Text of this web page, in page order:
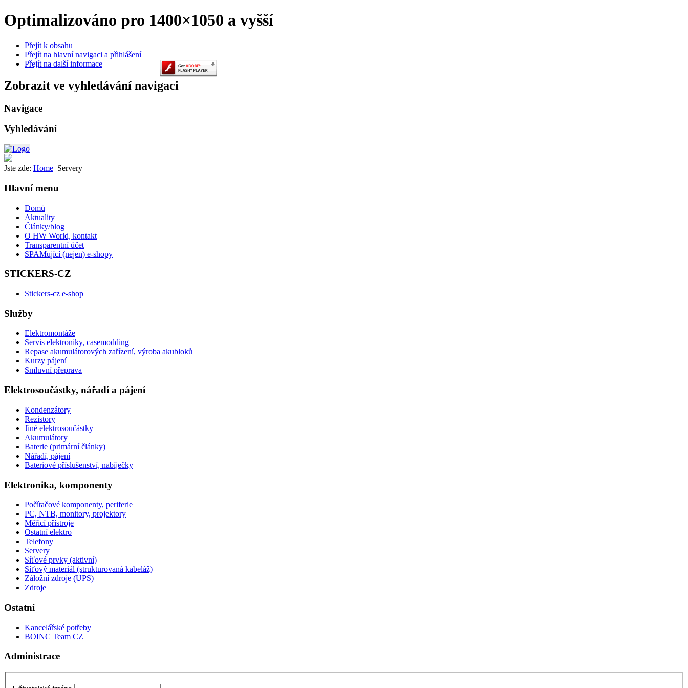
Optimalizováno pro 1400×1050 a vyšší
Přejít k obsahu
Přejít na hlavní navigaci a přihlášení
Přejít na další informace
Zobrazit ve vyhledávání navigaci
Navigace
Vyhledávání
Jste zde: Home Servery
Hlavní menu
Domů
Aktuality
Články/blog
O HW World, kontakt
Transparentní účet
SPAMující (nejen) e-shopy
STICKERS-CZ
Stickers-cz e-shop
Služby
Elektromontáže
Servis elektroniky, casemodding
Repase akumulátorových zařízení, výroba akubloků
Kurzy pájení
Smluvní přeprava
Elektrosoučástky, nářadí a pájení
Kondenzátory
Rezistory
Jiné elektrosoučástky
Akumulátory
Baterie (primární články)
Nářadí, pájení
Bateriové příslušenství, nabíječky
Elektronika, komponenty
Počítačové komponenty, periferie
PC, NTB, monitory, projektory
Měřicí přístroje
Ostatní elektro
Telefony
Servery
Síťové prvky (aktivní)
Síťový materiál (strukturovaná kabeláž)
Záložní zdroje (UPS)
Zdroje
Ostatní
Kancelářské potřeby
BOINC Team CZ
Administrace